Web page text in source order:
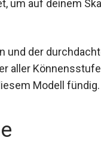
und der
aller
bei diesem